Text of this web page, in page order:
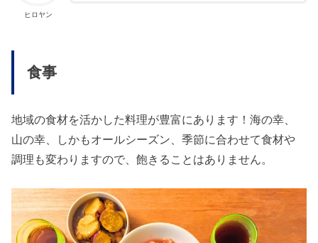
ヒロヤン
食事
地域の食材を活かした料理が豊富にあります！海の幸、
山の幸、しかもオールシーズン、季節に合わせて食材や
調理も変わりますので、飽きることはありません。